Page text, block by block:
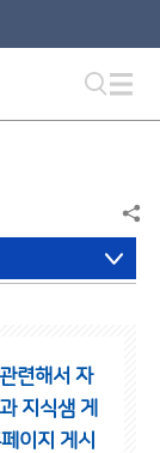
련해서 자
지식샘 게
이지 게시